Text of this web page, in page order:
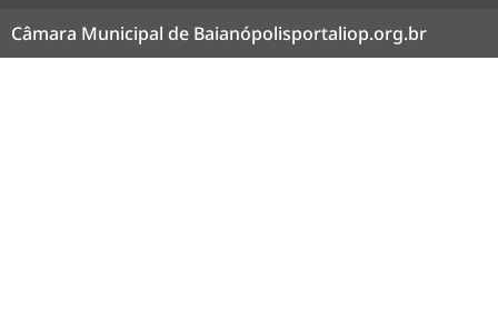
Câmara Municipal de Baianópolisportaliop.org.br